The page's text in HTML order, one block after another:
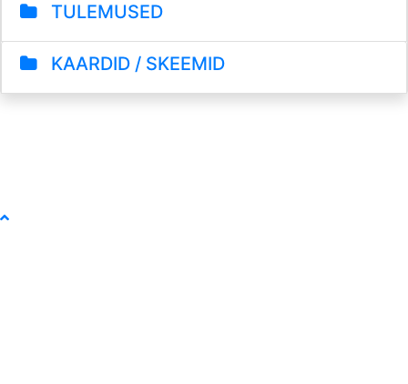
TULEMUSED
KAARDID / SKEEMID